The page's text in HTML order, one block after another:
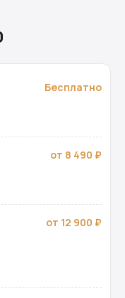
Бесплатно
от 8 490 ₽
от 12 900 ₽